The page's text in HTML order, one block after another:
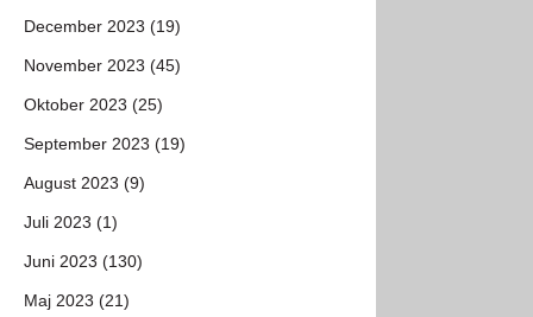
December 2023 (19)
November 2023 (45)
Oktober 2023 (25)
September 2023 (19)
August 2023 (9)
Juli 2023 (1)
Juni 2023 (130)
Maj 2023 (21)